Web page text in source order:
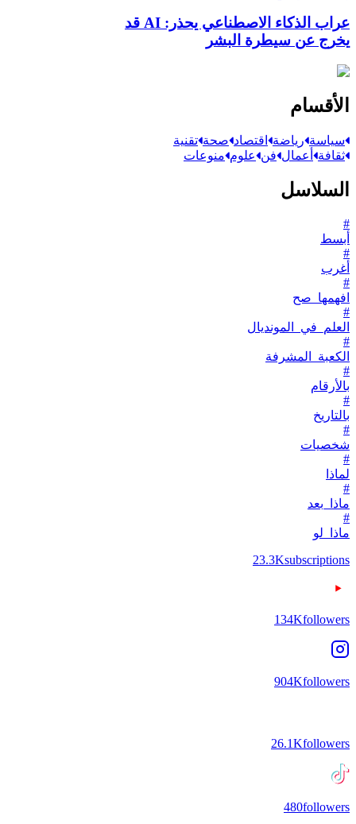
عراب الذكاء الاصطناعي يحذر: AI قد
يخرج عن سيطرة البشر
الأقسام
سياسة رياضة اقتصاد صحة تقنية
ثقافة أعمال فن علوم منوعات
السلاسل
#
أبسط
#
أغرب
#
افهمها_صح
#
العلم_في_المونديال
#
الكعبة_المشرفة
#
بالأرقام
#
بالتاريخ
#
شخصيات
#
لماذا
#
ماذا_بعد
#
ماذا_لو
23.3Ksubscriptions
134Kfollowers
904Kfollowers
26.1Kfollowers
480followers